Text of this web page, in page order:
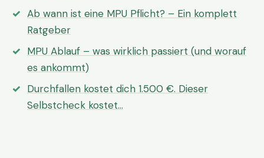
Ab wann ist eine MPU Pflicht? – Ein komplett
Ratgeber
MPU Ablauf – was wirklich passiert (und worauf
es ankommt)
Durchfallen kostet dich 1.500 €. Dieser
Selbstcheck kostet…